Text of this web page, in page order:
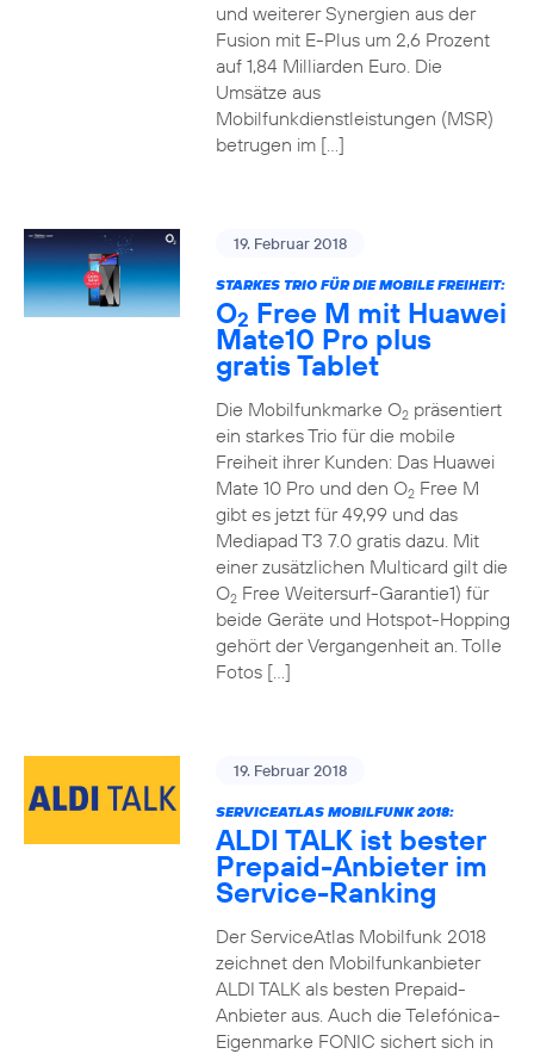
und weiterer Synergien aus der
Fusion mit E-Plus um 2,6 Prozent
auf 1,84 Milliarden Euro. Die
Umsätze aus
Mobilfunkdienstleistungen (MSR)
betrugen im […]
19. Februar 2018
STARKES TRIO FÜR DIE MOBILE FREIHEIT:
O2 Free M mit Huawei
Mate10 Pro plus
gratis Tablet
Die Mobilfunkmarke O2präsentiert
ein starkes Trio für die mobile
Freiheit ihrer Kunden: Das Huawei
Mate 10 Pro und den O2Free M
gibt es jetzt für 49,99 und das
Mediapad T3 7.0 gratis dazu. Mit
einer zusätzlichen Multicard gilt die
O2Free Weitersurf-Garantie1) für
beide Geräte und Hotspot-Hopping
gehört der Vergangenheit an. Tolle
Fotos […]
19. Februar 2018
SERVICEATLAS MOBILFUNK 2018:
ALDI TALK ist bester
Prepaid-Anbieter im
Service-Ranking
Der ServiceAtlas Mobilfunk 2018
zeichnet den Mobilfunkanbieter
ALDI TALK als besten Prepaid-
Anbieter aus. Auch die Telefónica-
Eigenmarke FONIC sichert sich in